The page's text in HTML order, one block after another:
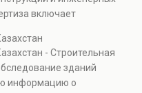
и технических
включает
безопасности.
недвижимости,
объектов, а
и технических
- Строительная
зданий
информацию о